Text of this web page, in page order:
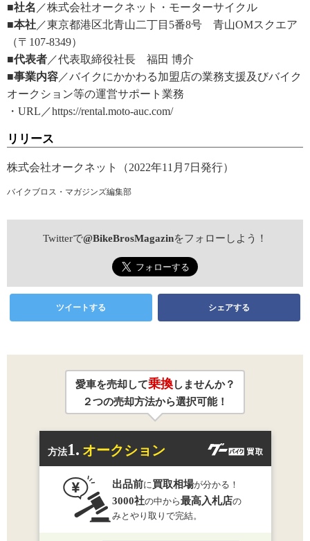
■社名 ／株式会社オークネット・モーターサイクル
■本社 ／東京都港区北青山二丁目5番8号 青山OMスクエア
（〒107‐8349）
■代表者 ／代表取締役社長 福田 博介
■事業内容 ／バイクにかかわる加盟店の業務支援及びバイク
オークション等の運営サポート業務
・URL／https://rental.moto-auc.com/
リリース
株式会社オークネット（2022年11月7日発行）
バイクブロス・マガジンズ編集部
Twitterで@BikeBrosMagazinをフォローしよう！
ツイートする シェアする
愛車を売却して乗換しませんか？
２つの売却方法から選択可能！
方法1. オークション
出品前に 買取相場が分かる！
3000社の中から最高入札店の
みとやり取りで完結。